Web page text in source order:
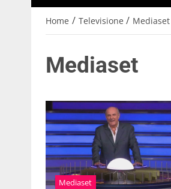
Home / Televisione / Mediaset
Mediaset
Mediaset